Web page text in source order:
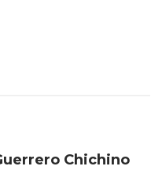
Chichino